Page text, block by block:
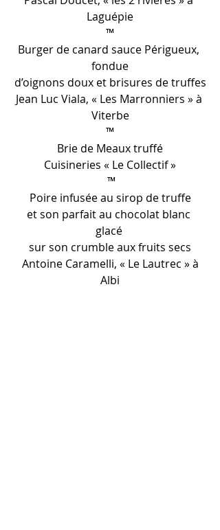
Laguépie
™
Burger de canard sauce Périgueux,
fondue
d’oignons doux et brisures de truffes
Jean Luc Viala, « Les Marronniers » à
Viterbe
™
Brie de Meaux truffé
Cuisineries « Le Collectif »
™
Poire infusée au sirop de truffe
et son parfait au chocolat blanc
glacé
sur son crumble aux fruits secs
Albi